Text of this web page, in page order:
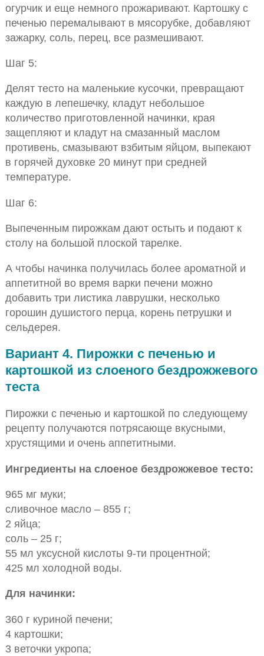
огурчик и еще немного прожаривают. Картошку с
печенью перемалывают в мясорубке, добавляют
зажарку, соль, перец, все размешивают.
Шаг 5:
Делят тесто на маленькие кусочки, превращают
каждую в лепешечку, кладут небольшое
количество приготовленной начинки, края
защепляют и кладут на смазанный маслом
противень, смазывают взбитым яйцом, выпекают
в горячей духовке 20 минут при средней
температуре.
Шаг 6:
Выпеченным пирожкам дают остыть и подают к
столу на большой плоской тарелке.
А чтобы начинка получилась более ароматной и
аппетитной во время варки печени можно
добавить три листика лаврушки, несколько
горошин душистого перца, корень петрушки и
сельдерея.
Вариант 4. Пирожки с печенью и
картошкой из слоеного бездрожжевого
теста
Пирожки с печенью и картошкой по следующему
рецепту получаются потрясающе вкусными,
хрустящими и очень аппетитными.
Ингредиенты на слоеное бездрожжевое тесто:
965 мг муки;
сливочное масло – 855 г;
2 яйца;
соль – 25 г;
55 мл уксусной кислоты 9-ти процентной;
425 мл холодной воды.
Для начинки:
360 г куриной печени;
4 картошки;
3 веточки укропа;